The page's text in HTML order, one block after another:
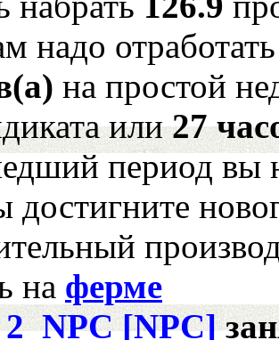
надо отработать
на простой
или27
период вы
достигните
на ферме
[NPC]